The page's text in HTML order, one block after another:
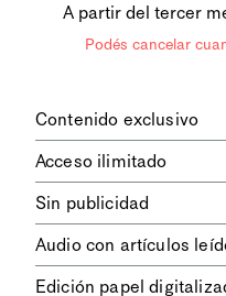
A partir del tercer
Podés cancelar
Contenido exclusivo
digitales dela diaria
los contenidos de Le
diplomatique.
Acceso ilimitado
contenidos.
Sin publicidad
publicitarios.
Audio con artículos
Edición papel